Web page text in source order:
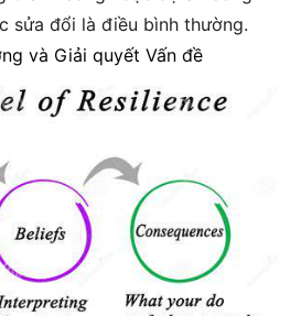
sửa đổi là điều bình thường.
và Giải quyết Vấn đề